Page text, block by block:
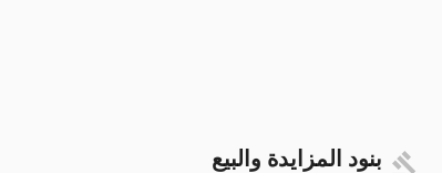
بنود المزايدة والبيع